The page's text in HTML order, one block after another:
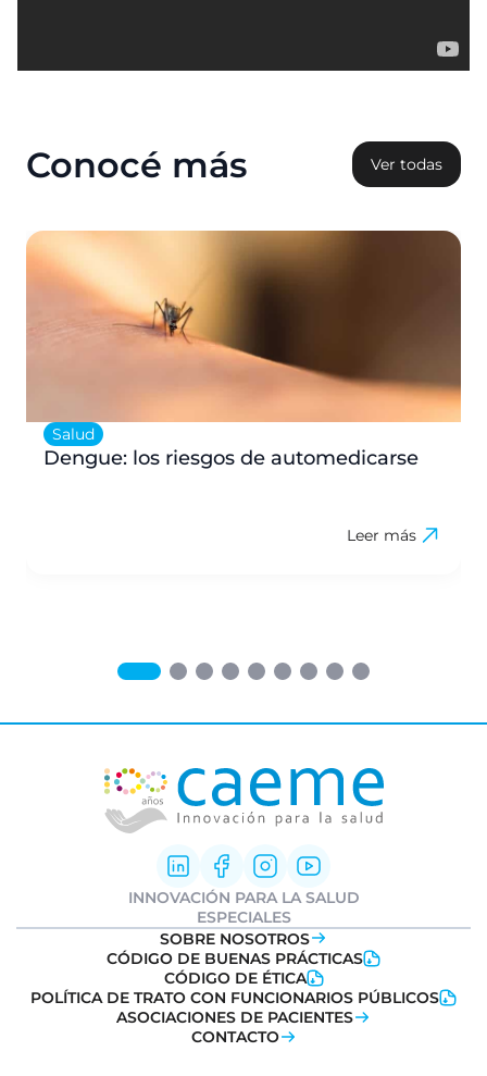
Conocé más Ver todas
Salud
Dengue: los riesgos de automedicarse
Leer más
INNOVACIÓN PARA LA SALUD
Innovación Farmacéutica
I+D clínica
Sociedad y Medicamentos
Transformación Digital
Salud
Farmacovigilancia
ESPECIALES
Informe Weber
Ideatón Salud
InnovationDay
SOBRE NOSOTROS
CÓDIGO DE BUENAS PRÁCTICAS
CÓDIGO DE ÉTICA
POLÍTICA DE TRATO CON FUNCIONARIOS PÚBLICOS
ASOCIACIONES DE PACIENTES
CONTACTO